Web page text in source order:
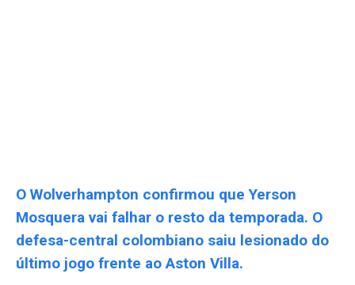
O Wolverhampton confirmou que Yerson
Mosquera vai falhar o resto da temporada. O
defesa-central colombiano saiu lesionado do
último jogo frente ao Aston Villa.